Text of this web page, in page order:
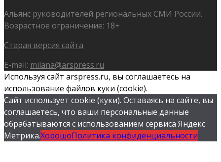
Альянс руководителей региональных СМИ России.
Возрастное ограничение: 18+
Старая версия сайта
E-mail: milana@arspress.ru
Используя сайт arspress.ru, вы соглашаетесь на
использование файлов куки (cookie).
Сайт использует cookie (куки). Оставаясь на сайте, вы
соглашаетесь, что ваши персональные данные
обрабатываются с использованием сервиса Яндекс
Метрика.ХорошоПолитика конфиденциальности